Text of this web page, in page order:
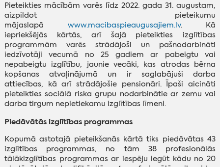
Pieteikties mācībām varēs līdz 2022. gada 31. augustam,
aizpildot pieteikumu
mājaslapā www.macibaspieaugusajiem.lv. Kā
iepriekšējās kārtās, arī šajā pieteikties izglītības
programmām varēs strādājoši un pašnodarbināti
iedzīvotāji vecumā no 25 gadiem ar pabeigtu vai
nepabeigtu izglītību, jaunie vecāki, kas atrodas bērna
kopšanas atvaļinājumā un ir saglabājuši darba
attiecības, kā arī strādājošie pensionāri. Īpaši aicināti
pieteikties sociālā riska grupu nodarbinātie ar zemu vai
darba tirgum nepietiekamu izglītības līmeni.
Piedāvātās izglītības programmas
Kopumā astotajā pieteikšanās kārtā tiks piedāvātas 43
izglītības programmas, no tām 38 profesionālās
tālākizglītības programmas ar iespēju iegūt kādu no 20